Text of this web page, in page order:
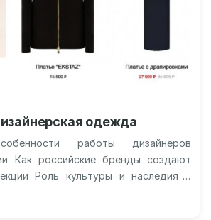
одежда
работы дизайнеров
Как российские бренды создают
Роль культуры и наследия в